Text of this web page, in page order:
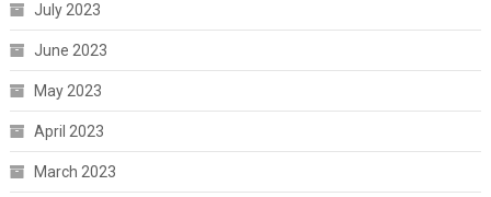
July 2023
June 2023
May 2023
April 2023
March 2023